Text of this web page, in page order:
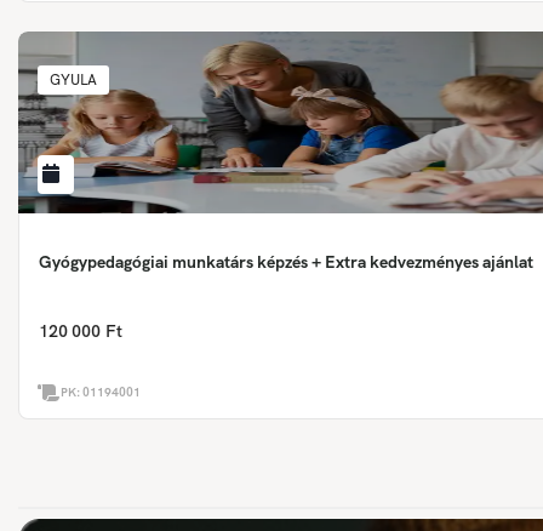
GYULA
Gyógypedagógiai munkatárs képzés + Extra kedvezményes ajánlat
120 000 Ft
PK:01194001